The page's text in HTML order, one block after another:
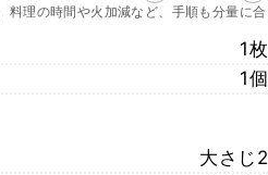
料理の時間や火加減など、手順も分量に合
1枚
1個
大さじ2